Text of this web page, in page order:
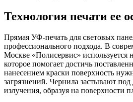
Технология печати ее
Прямая УФ-печать для световых
профессионального подхода. В
Москве «Полисервис» используется
которое помогает достичь
нанесением краски поверхность
загрязнений. Чернила застывают
излучения, образуя на поверхности